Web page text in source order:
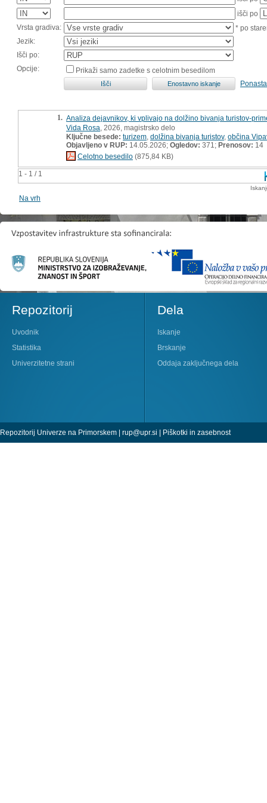
išči po
Vrsta gradiva:
* po
Jezik:
Išči po:
Opcije:
Prikaži samo zadetke s celotnim besedilom
1 - 1 / 1
1. Analiza dejavnikov, ki vplivajo na dolžino bivanja turistov-
Vida Rosa , 2026, magistrsko delo
Ključne besede: turizem dolžina bivanja turistov, občina
Objavljeno v RUP: 14.05.2026; Ogledov: 371; Prenosov: 14
Celotno besedilo (875,84 KB)
Na vrh
Repozitorij
Uvodnik
Statistika
Univerzitetne strani
Dela
Iskanje
Brskanje
Oddaja zaključnega dela
Repozitorij Univerze na Primorskem | rup@upr.si | Piškotki in zasebnost